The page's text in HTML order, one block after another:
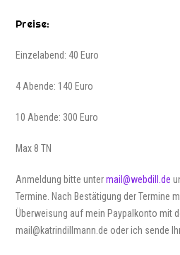
Preise:
Einzelabend: 40 Euro
4 Abende: 140 Euro
10 Abende: 300 Euro
Max 8 TN
Anmeldung bitte untermail@webdill.de
Termine. Nach Bestätigung der Termine
Überweisung auf mein Paypalkonto mit
mail@katrindillmann.de oder ich sende